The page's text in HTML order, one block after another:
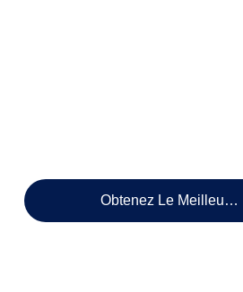
Obtenez Le Meilleur